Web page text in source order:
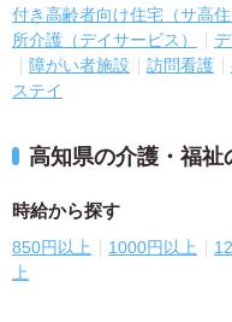
付き高齢者向け住宅（サ高住
所介護（デイサービス）
障がい者施設
訪問看護
ステイ
高知県の介護・福
時給から探す
850円以上 1000円以上
上